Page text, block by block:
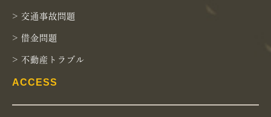
> 交通事故問題
> 借金問題
> 不動産トラブル
ACCESS